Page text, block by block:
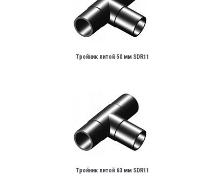
Тройник литой 50 мм SDR11
Тройник литой 63 мм SDR11